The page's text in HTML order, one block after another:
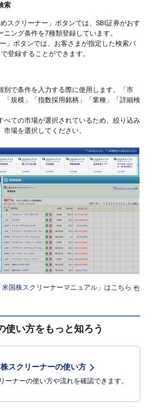
索
めスクリーナー」ボタンでは、SBI証券がおす
ング条件を7種類登録しています。
」ボタンでは、お客さまが指定した検索パ
登録することができます。
別で条件を入力する際に使用します。「市
「規模」「指数採用銘柄」「業種」「詳細検
べての市場が選択されているため、絞り込み
場を選択してください。
米国株スクリーナーマニュアル」はこちら
使い方をもっと知ろう
スクリーナーの使い方
ーナーの使い方や流れを確認できます。